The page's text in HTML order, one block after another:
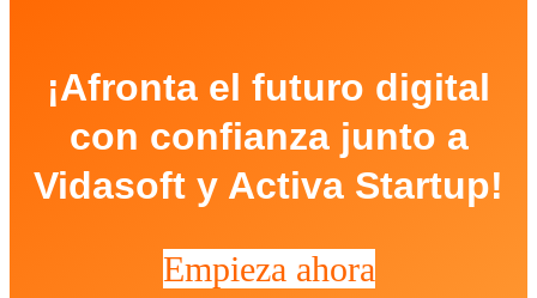
¡Afronta el futuro digital
con confianza junto a
Vidasoft y Activa Startup!
Empieza ahora